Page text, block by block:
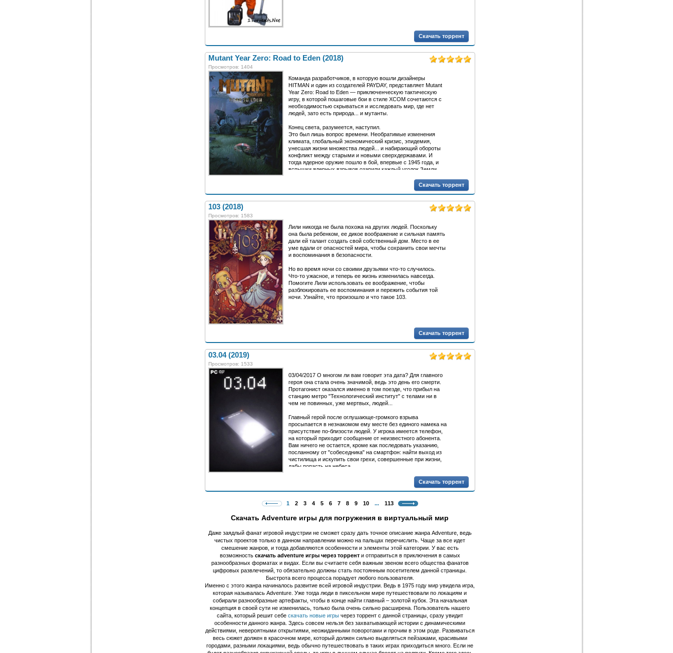
Скачать торрент
Mutant Year Zero: Road to Eden (2018)
Просмотров: 1404
Команда разработчиков, в которую вошли дизайнеры
HITMAN и один из создателей PAYDAY, представляет Mutant
Year Zero: Road to Eden — приключенческую тактическую
игру, в которой пошаговые бои в стиле XCOM сочетаются с
необходимостью скрываться и исследовать мир, где нет
людей, зато есть природа... и мутанты.
Конец света, разумеется, наступил.
Это был лишь вопрос времени. Необратимые изменения
климата, глобальный экономический кризис, эпидемия,
унесшая жизни множества людей... и набирающий обороты
конфликт между старыми и новыми сверхдержавами. И
тогда ядерное оружие пошло в бой, впервые с 1945 года, и
вспышки ядерных взрывов озарили каждый уголок Земли.
Теперь война закончилась, и планета стихла. В разрушенных
городах царствует природа. По превратившимся в кладбища
поисках спасения (или хотя бы еды) бродят мутанты — не то
Чтобы выжить, вам и вашим товарищам предстоит покинуть
свое убежище и отправиться в Зону.
Быть может, вам удастся отыскать легендарный Эдем —
древний приют, скрытый посреди царящего вокруг ада. Там,
Скачать торрент
103 (2018)
Просмотров: 1583
Лили никогда не была похожа на других людей. Поскольку
она была ребенком, ее дикое воображение и сильная память
дали ей талант создать свой собственный дом. Место в ее
уме вдали от опасностей мира, чтобы сохранить свои мечты
и воспоминания в безопасности.
Но во время ночи со своими друзьями что-то случилось.
Что-то ужасное, и теперь ее жизнь изменилась навсегда.
Помогите Лили использовать ее воображение, чтобы
разблокировать ее воспоминания и пережить события той
ночи. Узнайте, что произошло и что такое 103.
Скачать торрент
03.04 (2019)
Просмотров: 1533
03/04/2017 О многом ли вам говорит эта дата? Для главного
героя она стала очень значимой, ведь это день его смерти.
Протагонист оказался именно в том поезде, что прибыл на
станцию метро "Технологический институт" с телами ни в
чем не повинных, уже мертвых, людей...
Главный герой после оглушающе-громкого взрыва
просыпается в незнакомом ему месте без единого намека на
присутствие по-близости людей. У игрока имеется телефон,
на который приходит сообщение от неизвестного абонента.
Вам ничего не остается, кроме как последовать указанию,
посланному от "собеседника" на смартфон: найти выход из
чистилища и искупить свои грехи, совершенные при жизни,
дабы попасть на небеса.
Скачать торрент
1 2 3 4 5 6 7 8 9 10 ... 113
Скачать Adventure игры для погружения в виртуальный мир
Даже заядлый фанат игровой индустрии не сможет сразу дать точное описание жанра Adventure, ведь
чистых проектов только в данном направлении можно на пальцах перечислить. Чаще за все идет
смешение жанров, и тогда добавляются особенности и элементы этой категории. У вас есть
возможность скачать adventure игры через торренти отправиться в приключения в самых
разнообразных форматах и видах. Если вы считаете себя важным звеном всего общества фанатов
цифровых развлечений, то обязательно должны стать постоянным посетителем данной страницы.
Быстрота всего процесса порадует любого пользователя.
Именно с этого жанра начиналось развитие всей игровой индустрии. Ведь в 1975 году мир увидела игра,
которая называлась Adventure. Уже тогда люди в пиксельном мире путешествовали по локациям и
собирали разнообразные артефакты, чтобы в конце найти главный – золотой кубок. Эта начальная
концепция в своей сути не изменилась, только была очень сильно расширена. Пользователь нашего
сайта, который решит себе скачать новые игрычерез торрент с данной страницы, сразу увидит
особенности данного жанра. Здесь совсем нельзя без захватывающей истории с динамическими
действиями, невероятными открытиями, неожиданными поворотами и прочим в этом роде. Развиваться
весь сюжет должен в красочном мире, который должен сильно выделяться пейзажами, красивыми
городами, разными локациями, ведь обычно путешествовать в таких играх приходиться много. Если не